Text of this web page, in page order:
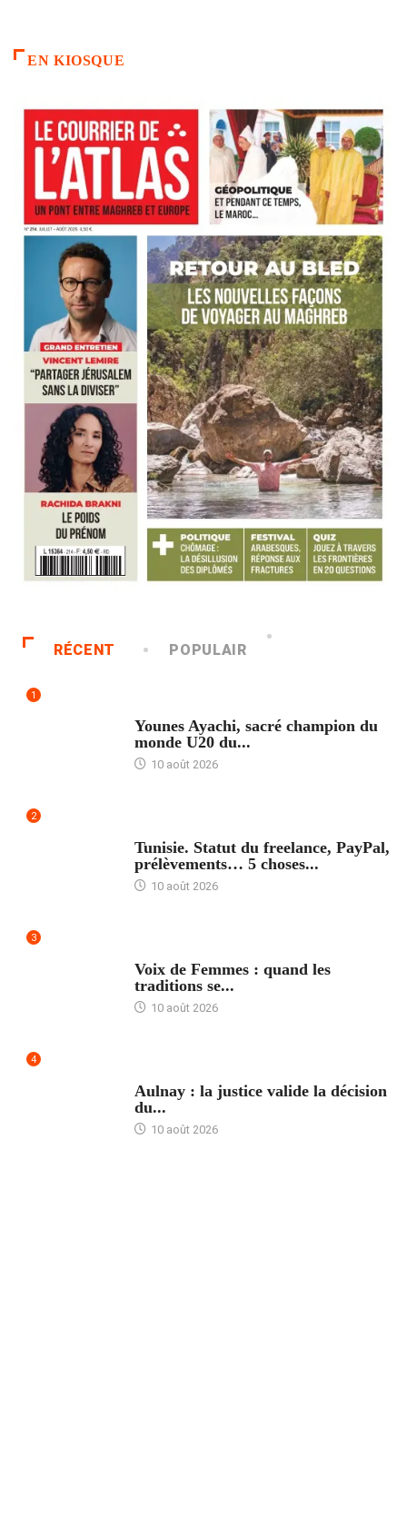
EN KIOSQUE
RÉCENT POPULAIR
1
Younes Ayachi, sacré champion du
monde U20 du...
10 août 2026
2
Tunisie. Statut du freelance, PayPal,
prélèvements… 5 choses...
10 août 2026
3
Voix de Femmes : quand les
traditions se...
10 août 2026
4
Aulnay : la justice valide la décision
du...
10 août 2026